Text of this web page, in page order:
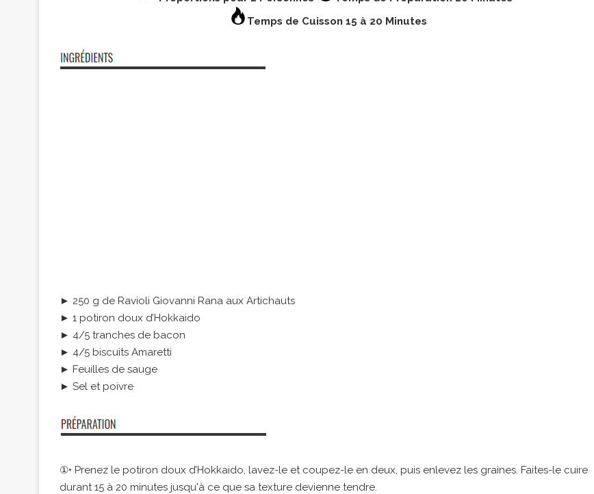
Temps de Cuisson 15 à 20 Minutes
► 250 g de Ravioli Giovanni Rana aux Artichauts
► 1 potiron doux d’Hokkaido
► 4/5 tranches de bacon
► 4/5 biscuits Amaretti
► Feuilles de sauge
► Sel et poivre
①• Prenez le potiron doux d’Hokkaido, lavez-le et coupez-le en deux, puis enlevez les graines. Faites-le cuire
durant 15 à 20 minutes jusqu'à ce que sa texture devienne tendre.